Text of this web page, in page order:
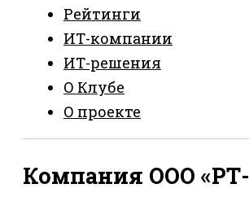
Рейтинги
ИТ-компании
ИТ-решения
О Клубе
О проекте
Компания ООО «РТ-